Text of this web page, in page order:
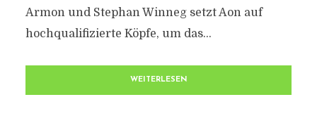
Armon und Stephan Winneg setzt Aon auf
hochqualifizierte Köpfe, um das...
WEITERLESEN